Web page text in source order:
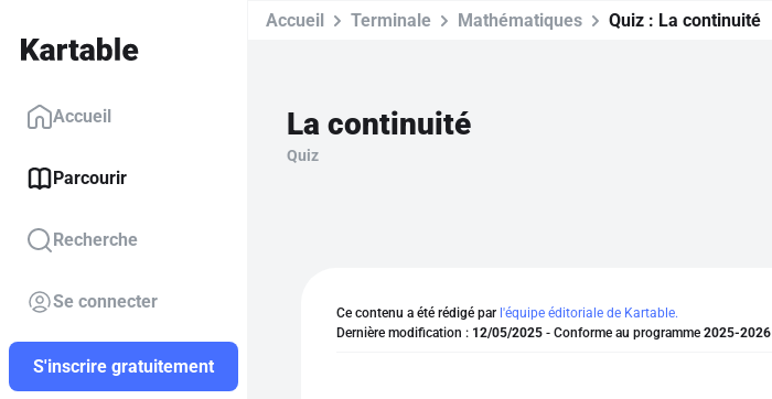
Accueil
Parcourir
Recherche
Se connecter
S'inscrire gratuitement
Accueil Terminale Mathématiques Quiz : La continuité
La continuité
Quiz
Ce contenu a été rédigé par l'équipe éditoriale de Kartable.
Dernière modification : 12/05/2025 - Conforme au programme 2025-2026